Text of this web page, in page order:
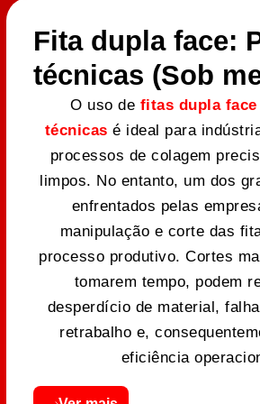
Fita dupla face:
técnicas (Sob
O uso de fitas dupla face
técnicas é ideal para
processos de colagem
limpos. No entanto, um dos
enfrentados pelas
manipulação e corte das
processo produtivo. Cortes
tomarem tempo, podem
desperdício de material,
retrabalho e,
eficiência